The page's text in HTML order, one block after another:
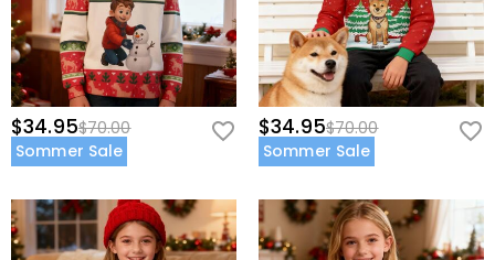
$34.95$70.00
Sommer Sale
$34.95$70.00
Sommer Sale